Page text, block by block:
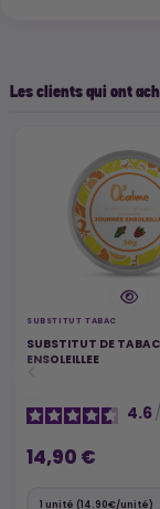
Les clients qui ont
SUBSTITUT TABAC
SUBSTITUT DE
ENSOLEILLEE
4.6/
14,90 €